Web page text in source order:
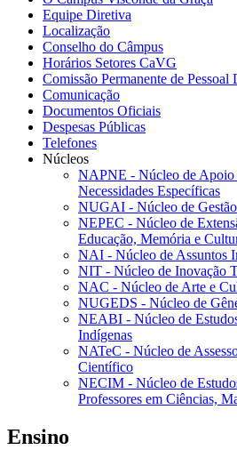
Equipe Diretiva
Localização
Conselho do Câmpus
Horários Setores CaVG
Comissão Permanente de
Comunicação
Documentos Oficiais
Despesas Públicas
Telefones
Núcleos
NAPNE - Núcleo de Apoio
Necessidades Específicas
NUGAI - Núcleo de
NEPEC - Núcleo de
Educação, Memória e
NAI - Núcleo de Assuntos
NIT - Núcleo de Inovação
NAC - Núcleo de Arte e
NUGEDS - Núcleo de
NEABI - Núcleo de
Indígenas
NATeC - Núcleo de
Científico
NECIM - Núcleo de
Professores em Ciências,
Ensino